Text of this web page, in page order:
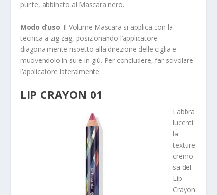
punte, abbinato al Mascara nero.
Modo d’uso. Il Volume Mascara si applica con la
tecnica a zig zag, posizionando l’applicatore
diagonalmente rispetto alla direzione delle ciglia e
muovendolo in su e in giù. Per concludere, far scivolare
l’applicatore lateralmente.
LIP CRAYON 01
Labbra
lucenti:
la
texture
cremo
sa del
Lip
Crayon